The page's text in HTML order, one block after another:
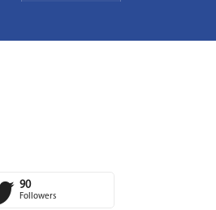
90
Followers